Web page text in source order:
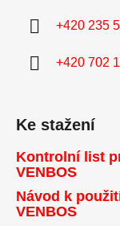
+420 235
+420 702
Ke stažení
Kontrolní list
VENBOS
Návod k
VENBOS